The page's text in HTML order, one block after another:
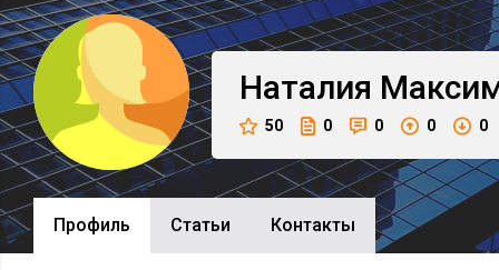
Наталия
50 0 0 0 0
Профиль Cтатьи Контакты